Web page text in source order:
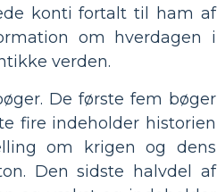
konti fortalt til ham af
om hverdagen i
verden.
De første fem bøger
fire indeholder historien
om krigen og dens
Den sidste halvdel af